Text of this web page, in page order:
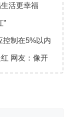
活更幸福
”
控制在5%以内
网友：像开